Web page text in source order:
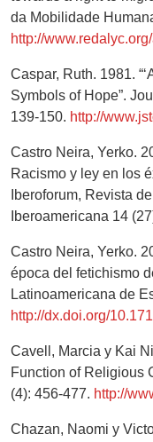
da Mobilidade
http://
Caspar, Ruth. 1981.
Symbols of Hope”.
139-150. http://
Castro Neira, Yerko.
Racismo y ley en los
Iberoforum, Revista
Iberoamericana 14
Castro Neira, Yerko.
época del fetichismo
Latinoamericana de
http://dx.doi.org/
Cavell, Marcia y Kai
Function of Religious
(4): 456-477. http://
Chazan, Naomi y